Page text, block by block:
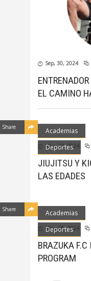
Sep, 30, 2024
EL CAMINO
Academias
Deportes
Share
May, 24, 2024
JIUJITSU Y
LAS EDADES
Academias
Deportes
Share
May, 18, 2024
BRAZUKA
PROGRAM